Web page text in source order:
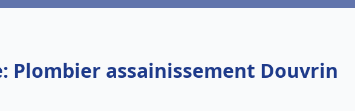
Plombier assainissement Douvrin